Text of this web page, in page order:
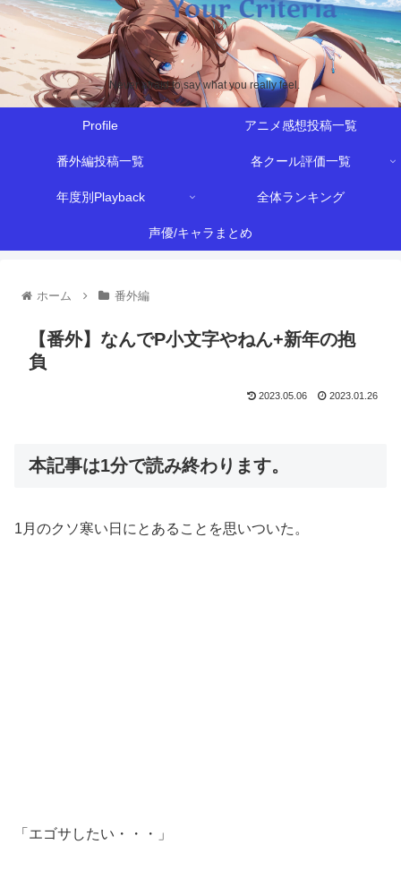
Never afraid to say what you really feel.
Profile アニメ感想投稿一覧
番外編投稿一覧 各クール評価一覧
年度別Playback 全体ランキング
声優/キャラまとめ
ホーム 番外編
【番外】なんでP小文字やねん+新年の抱
負
2023.05.06 2023.01.26
本記事は1分で読み終わります。
1月のクソ寒い日にとあることを思いついた。
「エゴサしたい・・・」